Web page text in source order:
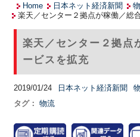
Home 日本ネット経済新聞
楽天／センター２拠点が稼働／総
楽天／センター２拠点
ービスを拡充
2019/01/24 日本ネット経済新聞
タグ： 物流